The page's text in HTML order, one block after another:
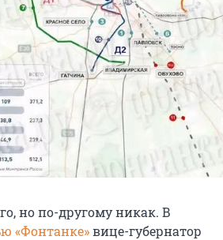
но по-другому никак. В
«Фонтанке»вице-губернатор